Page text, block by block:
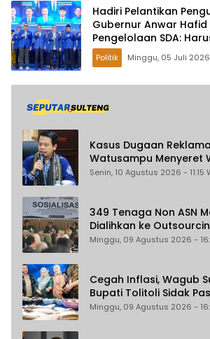
Hadiri Pelantikan
Gubernur Anwar Hafid
Pengelolaan SDA:
Masyarakat
Politik
Kasus Dugaan
Watusampu Menyeret
Belum Maksimal Diusut
Senin, 10 Agustus 2026 - 11:15
349 Tenaga Non ASN
Dialihkan ke
Pastikan Gaji Tak
Minggu, 09 Agustus 2026 -
Cegah Inflasi, Wagub
Bupati Tolitoli Sidak
Minggu, 09 Agustus 2026 -